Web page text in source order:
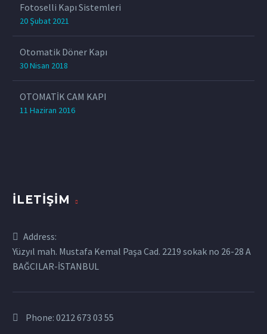
Fotoselli Kapı Sistemleri
20 Şubat 2021
Otomatik Döner Kapı
30 Nisan 2018
OTOMATİK CAM KAPI
11 Haziran 2016
İLETIŞIM
Address:
Yüzyıl mah. Mustafa Kemal Paşa Cad. 2219 sokak no 26-28 A
BAĞCILAR-İSTANBUL
Phone: 0212 673 03 55